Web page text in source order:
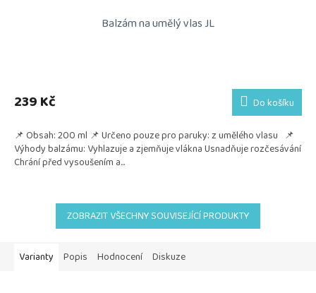
Balzám na umělý vlas JL
239 Kč Do košíku
📌 Obsah: 200 ml 📌 Určeno pouze pro paruky: z umělého vlasu 📌
Výhody balzámu: Vyhlazuje a zjemňuje vlákna Usnadňuje rozčesávání
Chrání před vysoušením a...
ZOBRAZIT VŠECHNY SOUVISEJÍCÍ PRODUKTY
Varianty Popis Hodnocení Diskuze